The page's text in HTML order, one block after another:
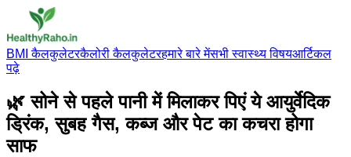
BMI कैलकुलेटरकैलोरी कैलकुलेटरहमारे बारे मेंसभी स्वास्थ्य विषयआर्टिकल
पढ़े
🌿 सोने से पहले पानी में मिलाकर पिएं ये आयुर्वेदिक
ड्रिंक, सुबह गैस, कब्ज और पेट का कचरा होगा
साफ